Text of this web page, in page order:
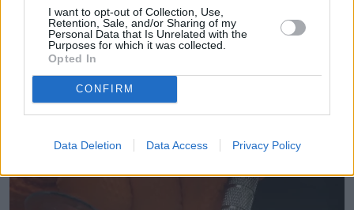
I want to opt-out of Collection, Use,
Retention, Sale, and/or Sharing of my
Personal Data that Is Unrelated with the
Purposes for which it was collected.
Opted In
CONFIRM
Data Deletion Data Access Privacy Policy